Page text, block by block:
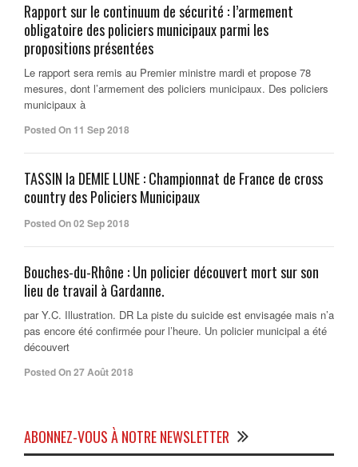
Rapport sur le continuum de sécurité : l’armement
obligatoire des policiers municipaux parmi les
propositions présentées
Le rapport sera remis au Premier ministre mardi et propose 78
mesures, dont l’armement des policiers municipaux. Des policiers
municipaux à
Posted On 11 Sep 2018
TASSIN la DEMIE LUNE : Championnat de France de cross
country des Policiers Municipaux
Posted On 02 Sep 2018
Bouches-du-Rhône : Un policier découvert mort sur son
lieu de travail à Gardanne.
par Y.C. Illustration. DR La piste du suicide est envisagée mais n’a
pas encore été confirmée pour l’heure. Un policier municipal a été
découvert
Posted On 27 Août 2018
ABONNEZ-VOUS À NOTRE NEWSLETTER